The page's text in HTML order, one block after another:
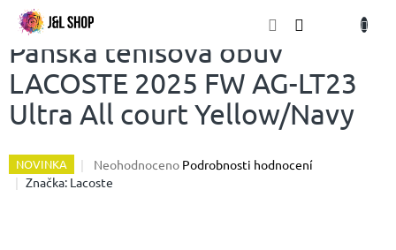
Přejít
obsah
Pánská tenisová obuv
LACOSTE 2025 FW AG-LT23
Ultra All court Yellow/Navy
NOVINKA
Průměrné
hodnocení
Neohodnoceno Podrobnosti hodnocení
Značka: Lacoste